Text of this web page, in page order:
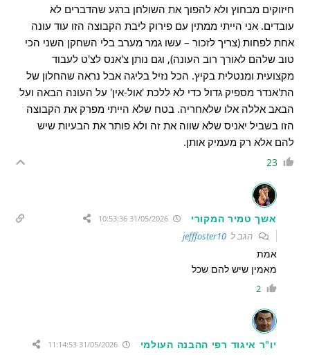
חיזוקים מבחוץ ולא להפוך את השולחן ברגע שהדברים לא
עובדים. אני הייתי ממתין עם פירוק ליבת הקבוצה הזו עוד עונה
אחת לפחות (צריך לזכור – עשו גמר מערב בלי השחקן השני הכי
טוב שלהם לאורך רוב העונה), וגם נותן צ'אנס לצ'ט לעבוד
מקצועית ומנטלית בקיץ. הכל נזיל בליגה אבל נראה שהחלון של
הת'אנדר מספיק גדול כדי לא ללכת 'אול-אין' על העונה הבאה ועל
הבאב אללה אלו שלאחריה. בטח שלא הייתי מפרק את הקבוצה
הזו בשביל יאניס שלא שווה את זה ולא פותר את הבעיות שיש
להם אלא רק מעמיק אותן.
23
אשך טמיר המקורי
הגב לjefffoster10
אמת
מאמין שיש להם שכל
2
יו"ר איגוד רפי ההבנה העולמי 31/05/2026 11:14:53